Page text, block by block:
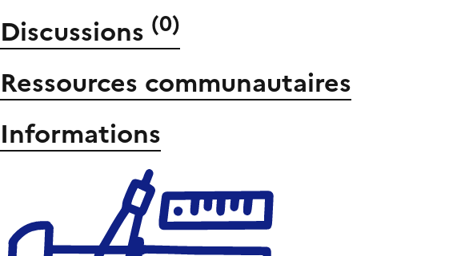
Discussions (0)
Ressources communautaires
Informations